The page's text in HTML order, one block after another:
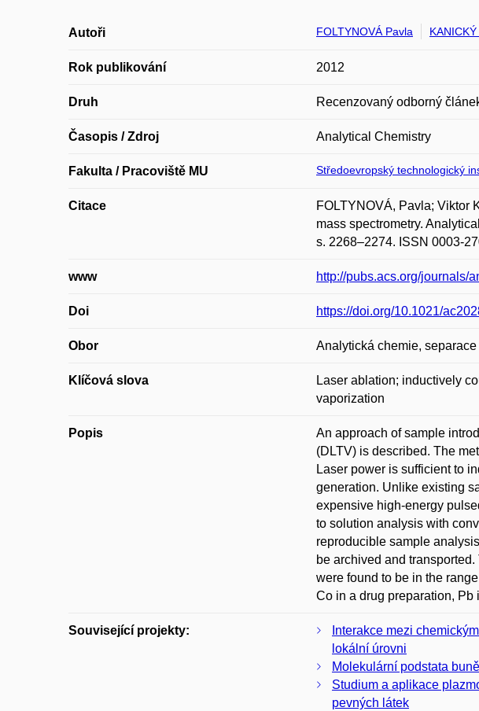
Autoři FOLTYNOVÁ Pavla
Rok publikování 2012
Druh Recenzovaný odborný
Časopis / Zdroj Analytical Chemistry
Fakulta / Pracoviště MU Středoevropský technologický
Citace
FOLTYNOVÁ, Pavla; Viktor
mass spectrometry.
s. 2268–2274. ISSN 0003-
www http://pubs.acs.org/journals/
Doi https://doi.org/10.1021/
Obor Analytická chemie, separace
Klíčová slova
Laser ablation; inductively
vaporization
Popis
An approach of sample
(DLTV) is described. The
Laser power is sufficient to
generation. Unlike existing
expensive high-energy
to solution analysis with
reproducible sample
be archived and
were found to be in the
Co in a drug preparation,
Související projekty:
Interakce mezi
lokální úrovni
Molekulární podstata
Studium a aplikace
pevných látek